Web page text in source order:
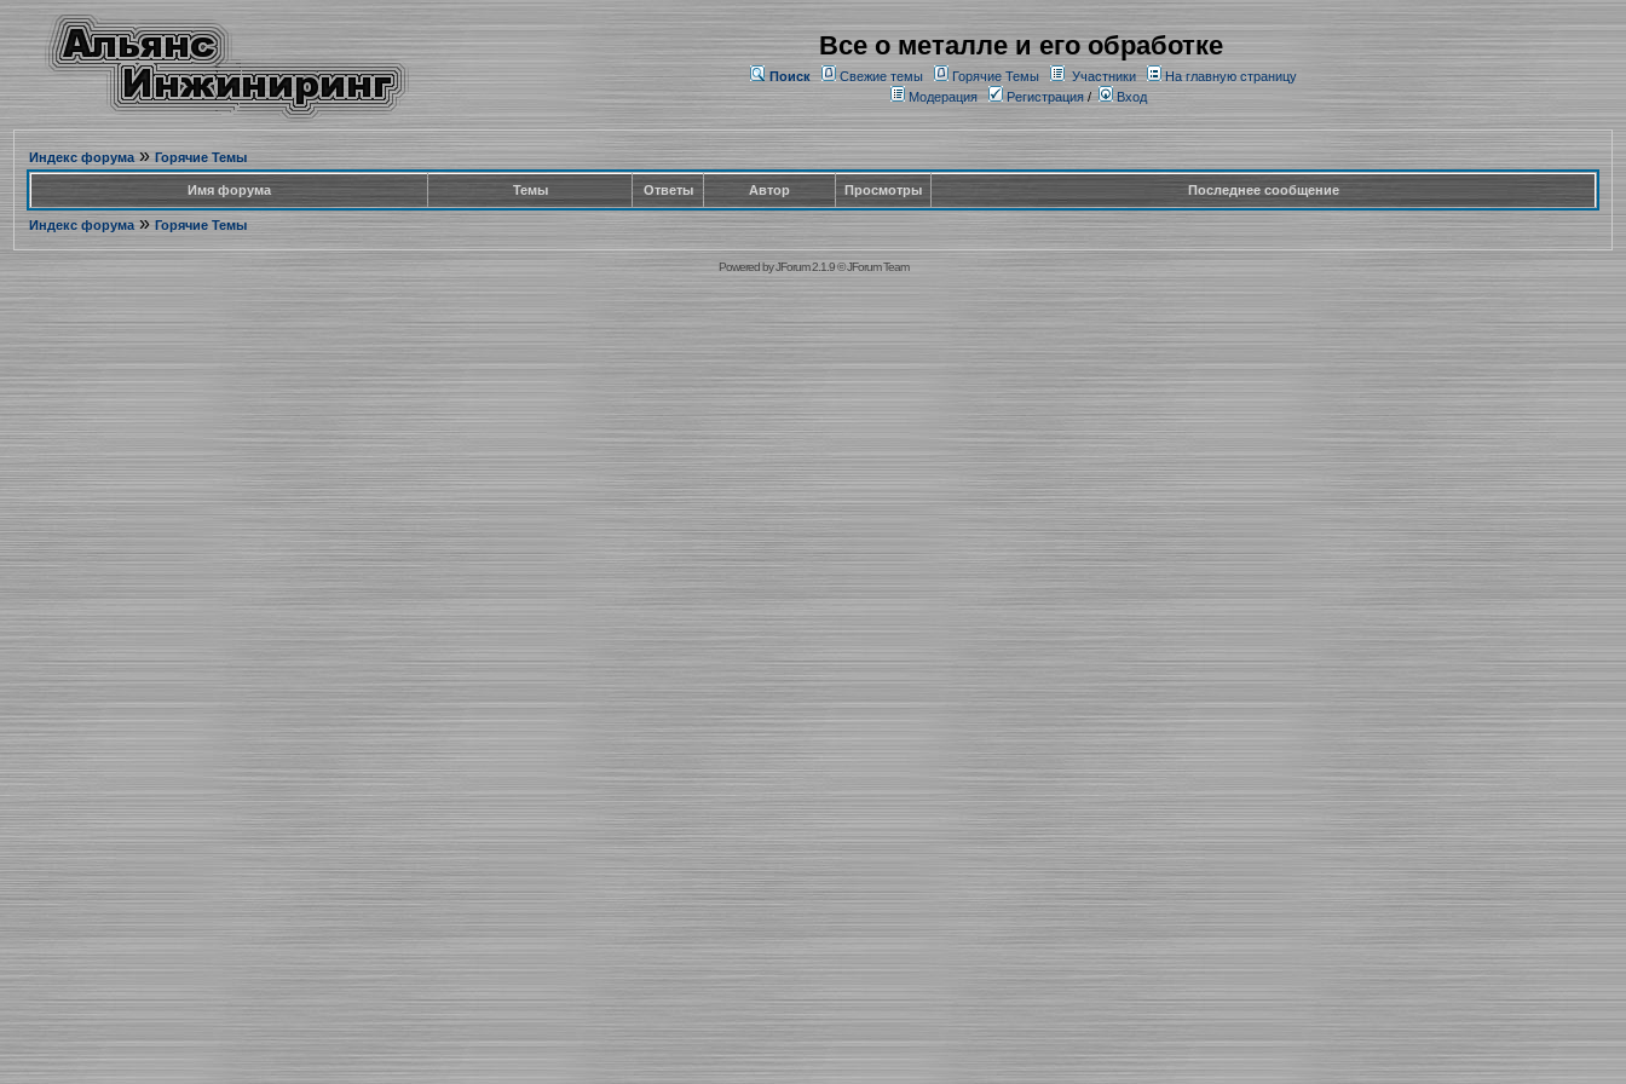
Все о металле и его обработке
Поиск Свежие темы Горячие Темы Участники
На главную страницу
Модерация
Регистрация/ Вход
Индекс форума» Горячие Темы
Имя форума Темы Ответы Автор Просмотры Последнее сообщение
Индекс форума» Горячие Темы
Powered byJForum 2.1.9©JForum Team